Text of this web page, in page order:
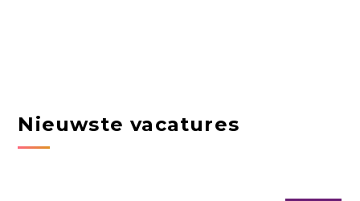
Nieuwste vacatures